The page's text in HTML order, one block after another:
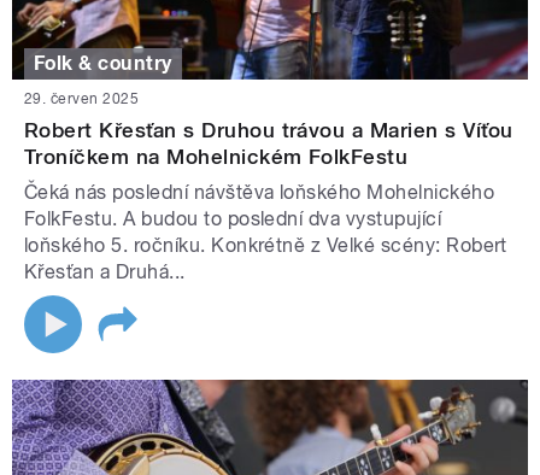
Folk & country
29. červen 2025
Robert Křesťan s Druhou trávou a Marien s Víťou
Troníčkem na Mohelnickém FolkFestu
Čeká nás poslední návštěva loňského Mohelnického
FolkFestu. A budou to poslední dva vystupující
loňského 5. ročníku. Konkrétně z Velké scény: Robert
Křesťan a Druhá...